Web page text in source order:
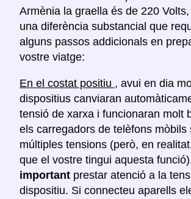
Armènia la graella és de 220
una diferència substancial que
alguns passos addicionals en
vostre viatge:
En el costat positiu , avui en dia
dispositius canviaran
tensió de xarxa i funcionaran molt
els carregadors de telèfons mòbils
múltiples tensions (però, en
que el vostre tingui aquesta
important prestar atenció a la
dispositiu. Si connecteu aparells